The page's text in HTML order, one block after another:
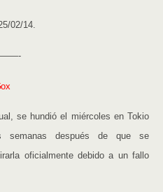
02/14.
se hundió el miércoles en Tokio
semanas después de que se
oficialmente debido a un fallo